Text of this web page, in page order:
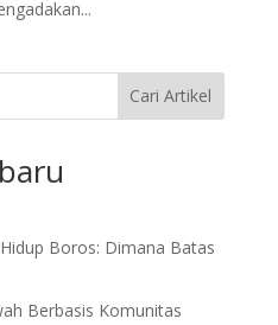
Cari Artikel
Boros: Dimana Batas
Berbasis Komunitas